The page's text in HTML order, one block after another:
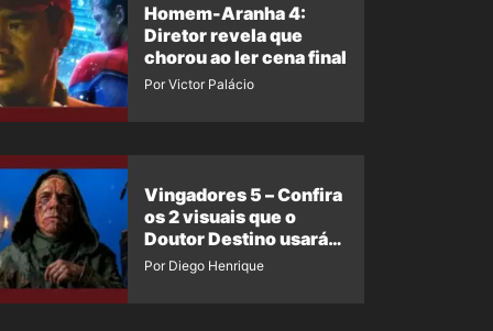
Homem-Aranha 4:
Diretor revela que
chorou ao ler cena final
Por Victor Palácio
Vingadores 5 – Confira
os 2 visuais que o
Doutor Destino usará
no filme
Por Diego Henrique